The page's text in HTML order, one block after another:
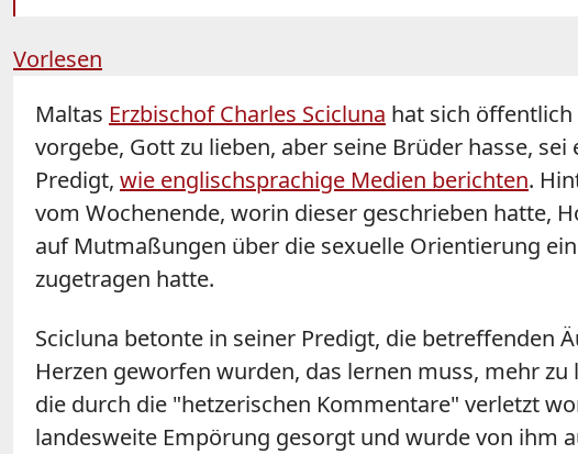
Vorlesen
Maltas Erzbischof Charles Scicluna hat sich
vorgebe, Gott zu lieben, aber seine Brüder hasse,
Predigt, wie englischsprachige Medien berichten.
vom Wochenende, worin dieser geschrieben hatte,
auf Mutmaßungen über die sexuelle Orientierung
zugetragen hatte.
Scicluna betonte in seiner Predigt, die betreffenden
Herzen geworfen wurden, das lernen muss, mehr
die durch die "hetzerischen Kommentare" verletzt
landesweite Empörung gesorgt und wurde von ihm